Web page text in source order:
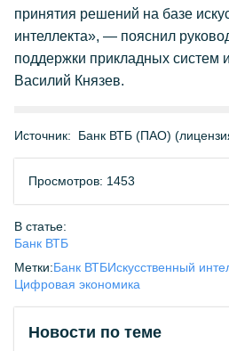
принятия решений на базе
интеллекта», — пояснил
поддержки прикладных систем
Василий Князев.
Источник: Банк ВТБ (ПАО)
Просмотров: 1453
В статье:
Банк ВТБ
Метки:Банк ВТБИскусственный
Цифровая экономика
Новости по теме